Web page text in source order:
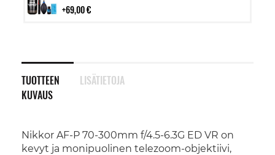
69,00 €
TUOTTEEN
KUVAUS
Nikkor AF-P 70-300mm f/4.5-6.3G ED VR on
kevyt ja monipuolinen telezoom-objektiivi,
LISÄTIETOJA